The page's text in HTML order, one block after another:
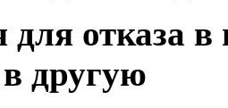
отказа в
другую